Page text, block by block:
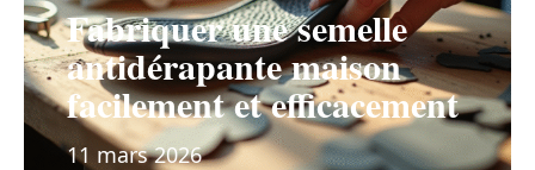
Fabriquer une semelle
antidérapante maison
facilement et efficacement
11 mars 2026